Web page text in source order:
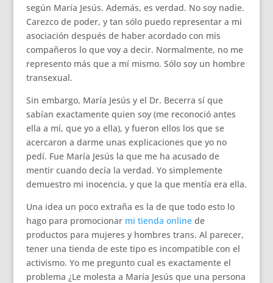
según María Jesús. Además, es verdad. No soy nadie.
Carezco de poder, y tan sólo puedo representar a mi
asociación después de haber acordado con mis
compañeros lo que voy a decir. Normalmente, no me
represento más que a mí mismo. Sólo soy un hombre
transexual.
Sin embargo, María Jesús y el Dr. Becerra sí que
sabían exactamente quien soy (me reconoció antes
ella a mí, que yo a ella), y fueron ellos los que se
acercaron a darme unas explicaciones que yo no
pedí. Fue María Jesús la que me ha acusado de
mentir cuando decía la verdad. Yo simplemente
demuestro mi inocencia, y que la que mentía era ella.
Una idea un poco extraña es la de que todo esto lo
hago para promocionar mi tienda onlinede
productos para mujeres y hombres trans. Al parecer,
tener una tienda de este tipo es incompatible con el
activismo. Yo me pregunto cual es exactamente el
problema ¿Le molesta a María Jesús que una persona